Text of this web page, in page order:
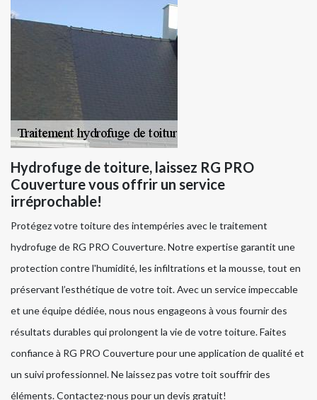
Hydrofuge de toiture, laissez RG PRO
Couverture vous offrir un service
irréprochable!
Protégez votre toiture des intempéries avec le traitement
hydrofuge de RG PRO Couverture. Notre expertise garantit une
protection contre l'humidité, les infiltrations et la mousse, tout en
préservant l’esthétique de votre toit. Avec un service impeccable
et une équipe dédiée, nous nous engageons à vous fournir des
résultats durables qui prolongent la vie de votre toiture. Faites
confiance à RG PRO Couverture pour une application de qualité et
un suivi professionnel. Ne laissez pas votre toit souffrir des
éléments. Contactez-nous pour un devis gratuit!